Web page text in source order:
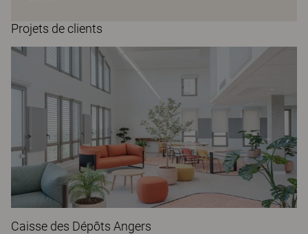
Projets de clients
Caisse des Dépôts Angers